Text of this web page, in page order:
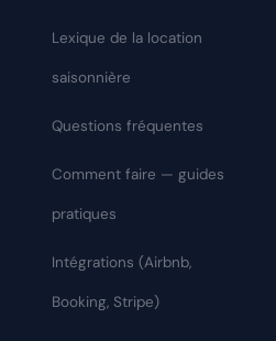
Lexique de la location
saisonnière
Questions fréquentes
Comment faire — guides
pratiques
Intégrations (Airbnb,
Booking, Stripe)